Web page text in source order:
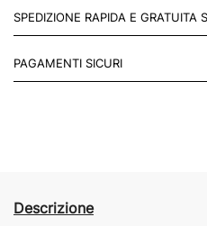
Mettiti in contatto con noi
SPEDIZIONE RAPIDA E GRATUITA
del mondo.
PAGAMENTI SICURI
Descrizione